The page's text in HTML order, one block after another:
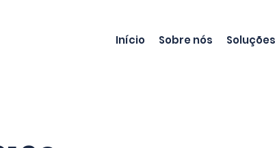
Início Sobre nós Soluções